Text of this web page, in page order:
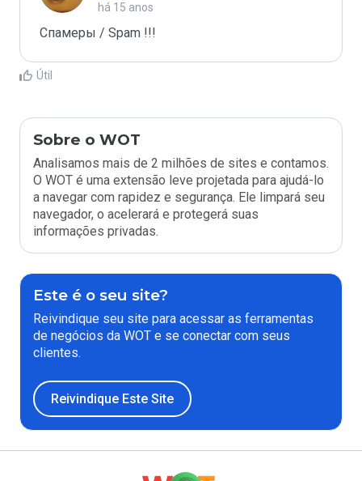
há 15 anos
Спамеры / Spam !!!
Útil
Sobre o WOT
Analisamos mais de 2 milhões de sites e contamos.
O WOT é uma extensão leve projetada para ajudá-lo
a navegar com rapidez e segurança. Ele limpará seu
navegador, o acelerará e protegerá suas
informações privadas.
Este é o seu site?
Reivindique seu site para acessar as ferramentas
de negócios da WOT e se conectar com seus
clientes.
Reivindique Este Site